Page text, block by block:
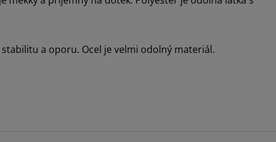
a oporu. Ocel je velmi odolný materiál.